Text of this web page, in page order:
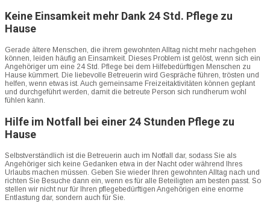
Keine Einsamkeit mehr Dank 24 Std. Pflege zu
Hause
Gerade ältere Menschen, die ihrem gewohnten Alltag nicht mehr nachgehen
können, leiden häufig an Einsamkeit. Dieses Problem ist gelöst, wenn sich ein
Angehöriger um eine 24 Std. Pflege bei dem Hilfebedürftigen Menschen zu
Hause kümmert. Die liebevolle Betreuerin wird Gespräche führen, trösten und
helfen, wenn etwas ist. Auch gemeinsame Freizeitaktivitäten können geplant
und durchgeführt werden, damit die betreute Person sich rundherum wohl
fühlen kann.
Hilfe im Notfall bei einer 24 Stunden Pflege zu
Hause
Selbstverständlich ist die Betreuerin auch im Notfall dar, sodass Sie als
Angehöriger sich keine Gedanken etwa in der Nacht oder während Ihres
Urlaubs machen müssen. Geben Sie wieder Ihren gewohnten Alltag nach und
richten Sie Besuche dann ein, wenn es für alle Beteiligten am besten passt. So
stellen wir nicht nur für Ihren pflegebedürftigen Angehörigen eine enorme
Entlastung dar, sondern auch für Sie.